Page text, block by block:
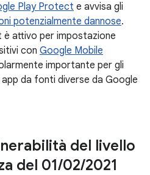
Play Protect e avvisa gli
potenzialmente dannose.
attivo per impostazione
con Google Mobile
importante per gli
da fonti diverse da Google
del livello
del 01/02/2021